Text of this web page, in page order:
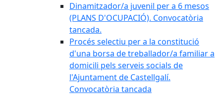
Dinamitzador/a juvenil per a 6 mesos
(PLANS D'OCUPACIÓ). Convocatòria
tancada.
Procés selectiu per a la constitució
d'una borsa de treballador/a familiar a
domicili pels serveis socials de
l'Ajuntament de Castellgalí.
Convocatòria tancada